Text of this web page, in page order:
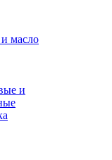
масло
и